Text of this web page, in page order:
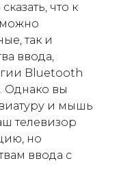
что к
так и
ввода,
Bluetooth
Однако вы
и мышь
телевизор
но
ввода с